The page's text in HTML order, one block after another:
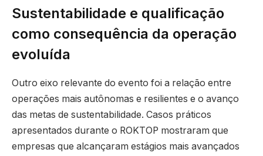
Sustentabilidade e qualificação
como consequência da operação
evoluída
Outro eixo relevante do evento foi a relação entre
operações mais autônomas e resilientes e o avanço
das metas de sustentabilidade. Casos práticos
apresentados durante o ROKTOP mostraram que
empresas que alcançaram estágios mais avançados